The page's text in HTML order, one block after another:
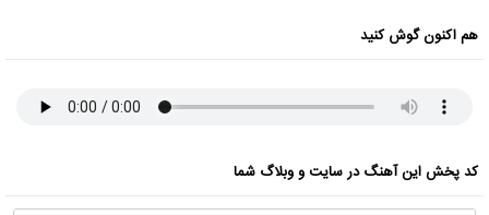
هم اکنون گوش کنید
کد پخش این آهنگ در سایت و وبلاگ شما